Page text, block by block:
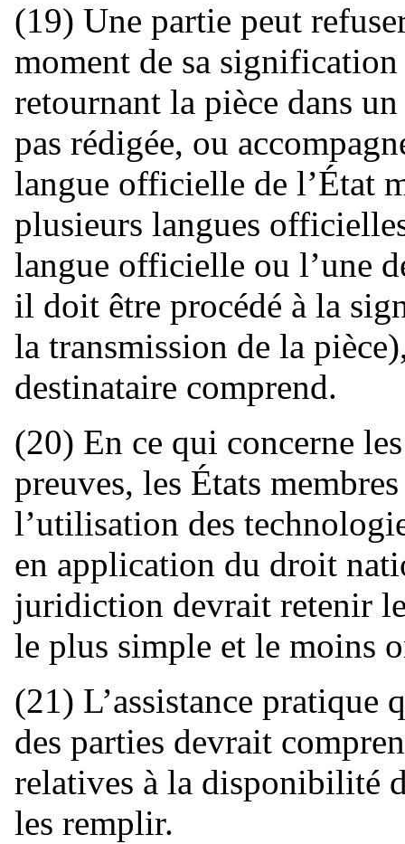
(19) Une partie peut
moment de sa
retournant la pièce dans
pas rédigée, ou
langue officielle de l’État
plusieurs langues
langue officielle ou l’une
il doit être procédé à la
la transmission de la
destinataire comprend.
(20) En ce qui concerne
preuves, les États
l’utilisation des
en application du droit
juridiction devrait retenir
le plus simple et le moins
(21) L’assistance
des parties devrait
relatives à la disponibilité
les remplir.